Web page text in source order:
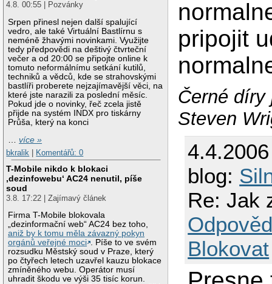
4.8. 00:55 | Pozvánky
Srpen přinesl nejen další spalující
vedro, ale také Virtuální Bastlírnu s
neméně žhavými novinkami. Využijte
tedy předpovědi na deštivý čtvrteční
večer a od 20:00 se připojte online k
tomuto neformálnímu setkání kutilů,
techniků a vědců, kde se strahovskými
bastlíři proberete nejzajímavější věci, na
které jste narazili za poslední měsíc.
Pokud jde o novinky, řeč zcela jistě
přijde na systém INDX pro tiskárny
Průša, který na konci
…více »
bkralik
Komentářů: 0
T-Mobile nikdo k blokaci
‚dezinfowebu‘ AC24 nenutil, píše
soud
3.8. 17:22 | Zajímavý článek
Firma T-Mobile blokovala
„dezinformační web“ AC24 bez toho,
aniž by k tomu měla závazný pokyn
orgánů veřejné moci . Píše to ve svém
rozsudku Městský soud v Praze, který
po čtyřech letech uzavřel kauzu blokace
zmíněného webu. Operátor musí
uhradit škodu ve výši 35 tisíc korun.
pripojit
Černé díry
Steven
blog:
Re: Jak
Blokovat